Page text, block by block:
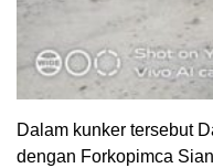
Dalam kunker tersebut
dengan Forkopimca